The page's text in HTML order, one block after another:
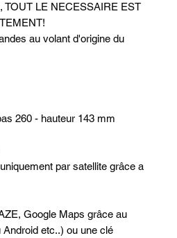
TOUT LE NECESSAIRE EST
au volant d'origine du
260 - hauteur 143 mm
par satellite grâce a
Google Maps grâce au
etc..) ou une clé